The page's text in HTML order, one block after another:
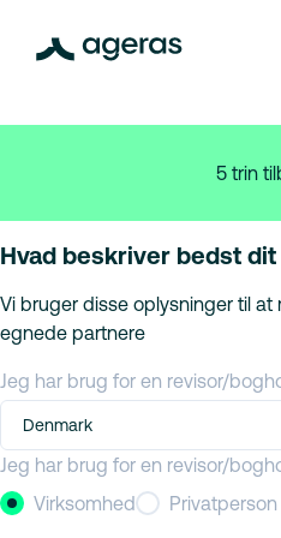
5 trin
Hvad beskriver bedst
Vi bruger disse oplysninger til
egnede partnere
Jeg har brug for en revisor/
Denmark
Jeg har brug for en revisor/
Virksomhed
Privatperson